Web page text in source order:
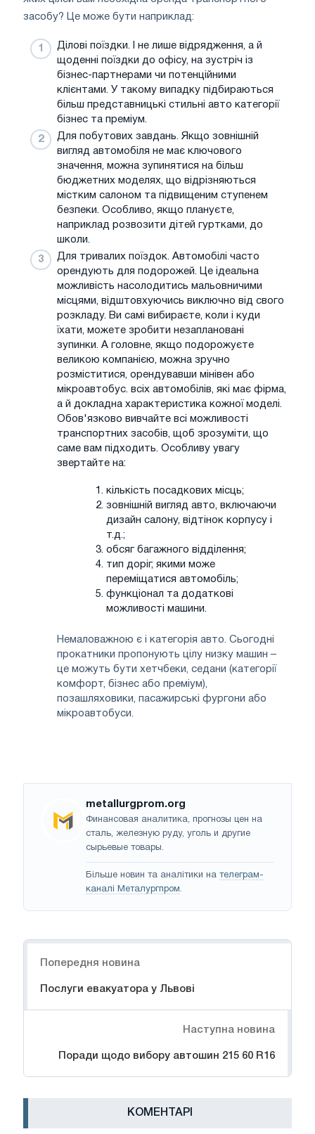
засобу? Це може бути наприклад:
Ділові поїздки. І не лише відрядження, а й
щоденні поїздки до офісу, на зустріч із
бізнес-партнерами чи потенційними
клієнтами. У такому випадку підбираються
більш представницькі стильні авто категорії
бізнес та преміум.
Для побутових завдань. Якщо зовнішній
вигляд автомобіля не має ключового
значення, можна зупинятися на більш
бюджетних моделях, що відрізняються
містким салоном та підвищеним ступенем
безпеки. Особливо, якщо плануєте,
наприклад розвозити дітей гуртками, до
школи.
Для тривалих поїздок. Автомобілі часто
орендують для подорожей. Це ідеальна
можливість насолодитись мальовничими
місцями, відштовхуючись виключно від свого
розкладу. Ви самі вибираєте, коли і куди
їхати, можете зробити незаплановані
зупинки. А головне, якщо подорожуєте
великою компанією, можна зручно
розміститися, орендувавши мінівен або
мікроавтобус. всіх автомобілів, які має фірма,
а й докладна характеристика кожної моделі.
Обов'язково вивчайте всі можливості
транспортних засобів, щоб зрозуміти, що
саме вам підходить. Особливу увагу
звертайте на:
кількість посадкових місць;
зовнішній вигляд авто, включаючи
дизайн салону, відтінок корпусу і
т.д.;
обсяг багажного відділення;
тип доріг, якими може
переміщатися автомобіль;
функціонал та додаткові
можливості машини.
Немаловажною є і категорія авто. Сьогодні
прокатники пропонують цілу низку машин –
це можуть бути хетчбеки, седани (категорії
комфорт, бізнес або преміум),
позашляховики, пасажирські фургони або
мікроавтобуси.
metallurgprom.org
Финансовая аналитика, прогнозы цен на
сталь, железную руду, уголь и другие
сырьевые товары.
Більше новин та аналітики на телеграм-
каналі Металургпром.
Попередня новина
Послуги евакуатора у Львові
Наступна новина
Поради щодо вибору автошин 215 60 R16
КОМЕНТАРІ